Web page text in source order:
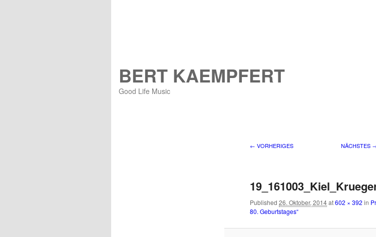
BERT KAEMPFERT
Good Life Music
Bilder-Navigation
← VORHERIGES NÄCHSTES
Published 26. Oktober, 2014at602 × 392 in
80. Geburtstages“